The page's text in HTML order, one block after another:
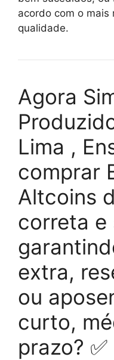
acordo com o mais
qualidade.
Agora
Lima ,
comprar
Altcoins
correta e
extra,
ou
curto,
prazo? ✅